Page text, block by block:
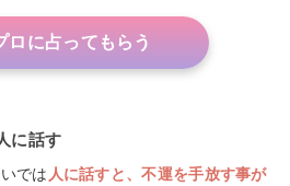
ロに占ってもらう
に話す
では 人に話すと、不運を手放す事が